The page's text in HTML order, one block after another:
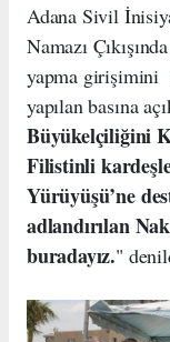
Adana Sivil
Namazı
yapma girişimini
yapılan basına
Büyükelçiliğini
Filistinli
Yürüyüşü’ne
adlandırılan
buradayız."